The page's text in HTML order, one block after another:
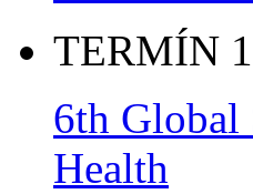
TERMÍN
6th Global
Health